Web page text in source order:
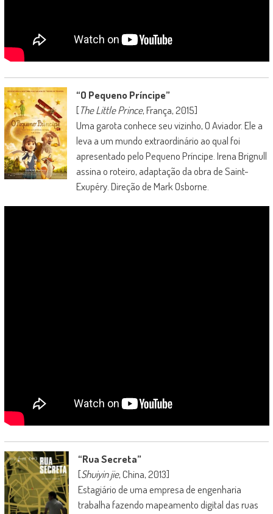
“O Pequeno Príncipe”
[The Little Prince, França, 2015]
Uma garota conhece seu vizinho, O Aviador. Ele a
leva a um mundo extraordinário ao qual foi
apresentado pelo Pequeno Príncipe. Irena Brignull
assina o roteiro, adaptação da obra de Saint-
Exupéry. Direção de Mark Osborne.
“Rua Secreta”
[Shuiyin jie, China, 2013]
Estagiário de uma empresa de engenharia
trabalha fazendo mapeamento digital das ruas